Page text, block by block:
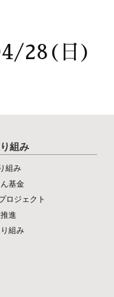
28(日)
組み
組み
基金
ロジェクト
進
組み